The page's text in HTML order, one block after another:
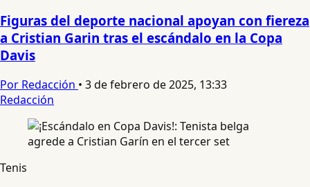
Figuras del deporte nacional apoyan con fiereza
a Cristian Garin tras el escándalo en la Copa
Davis
Por Redacción • 3 de febrero de 2025, 13:33
Redacción
Tenis